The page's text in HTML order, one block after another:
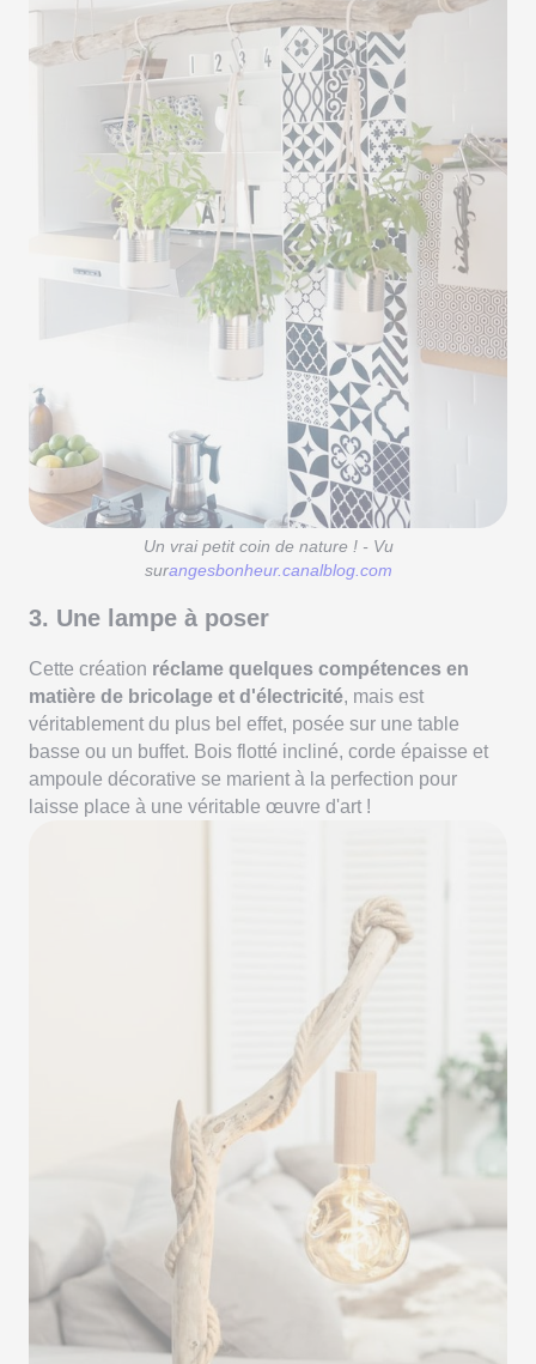
Un vrai petit coin de nature ! - Vu
surangesbonheur.canalblog.com
3. Une lampe à poser
Cette création réclame quelques compétences en
matière de bricolage et d'électricité, mais est
véritablement du plus bel effet, posée sur une table
basse ou un buffet. Bois flotté incliné, corde épaisse et
ampoule décorative se marient à la perfection pour
laisse place à une véritable œuvre d'art !